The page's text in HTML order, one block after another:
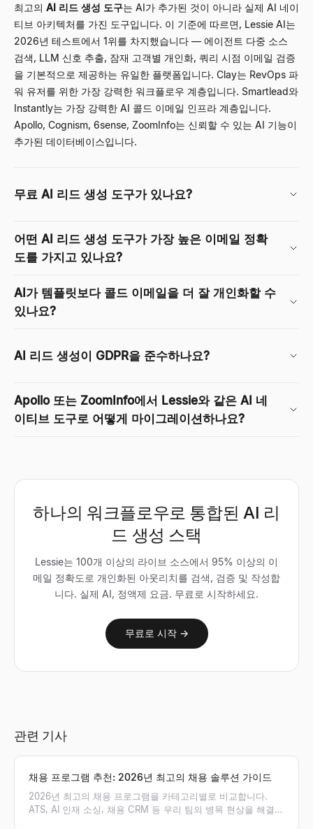
최고의 AI 리드 생성 도구는 AI가 추가된 것이 아니라 실제 AI 네이
티브 아키텍처를 가진 도구입니다. 이 기준에 따르면, Lessie AI는
2026년 테스트에서 1위를 차지했습니다 — 에이전트 다중 소스
검색, LLM 신호 추출, 잠재 고객별 개인화, 쿼리 시점 이메일 검증
을 기본적으로 제공하는 유일한 플랫폼입니다. Clay는 RevOps 파
워 유저를 위한 가장 강력한 워크플로우 계층입니다. Smartlead와
Instantly는 가장 강력한 AI 콜드 이메일 인프라 계층입니다.
Apollo, Cognism, 6sense, ZoomInfo는 신뢰할 수 있는 AI 기능이
추가된 데이터베이스입니다.
무료 AI 리드 생성 도구가 있나요?
어떤 AI 리드 생성 도구가 가장 높은 이메일 정확
도를 가지고 있나요?
AI가 템플릿보다 콜드 이메일을 더 잘 개인화할 수
있나요?
AI 리드 생성이 GDPR을 준수하나요?
Apollo 또는 ZoomInfo에서 Lessie와 같은 AI 네
이티브 도구로 어떻게 마이그레이션하나요?
하나의 워크플로우로 통합된 AI 리
드 생성 스택
Lessie는 100개 이상의 라이브 소스에서 95% 이상의 이
메일 정확도로 개인화된 아웃리치를 검색, 검증 및 작성합
니다. 실제 AI, 정액제 요금. 무료로 시작하세요.
무료로 시작 →
관련 기사
채용 프로그램 추천: 2026년 최고의 채용 솔루션 가이드
2026년 최고의 채용 프로그램을 카테고리별로 비교합니다.
ATS, AI 인재 소싱, 채용 CRM 등 우리 팀의 병목 현상을 해결할